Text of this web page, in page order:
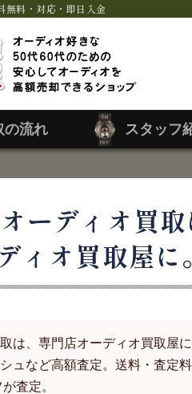
無料・対応・即日入金
の流れ スタッフ
ーディオ買
ィオ買取屋に。
は、専門店オーディオ買取屋
ュなど高額査定。送料・査定
査定。